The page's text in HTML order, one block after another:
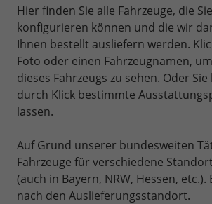
Hier finden Sie alle Fahrzeuge, die
konfigurieren können und die wir
Ihnen bestellt ausliefern werden.
Foto oder einen Fahrzeugnamen,
dieses Fahrzeugs zu sehen. Oder
durch Klick bestimmte
lassen.
Auf Grund unserer bundesweiten
Fahrzeuge für verschiedene
(auch in Bayern, NRW, Hessen, etc.).
nach den Auslieferungsstandort.